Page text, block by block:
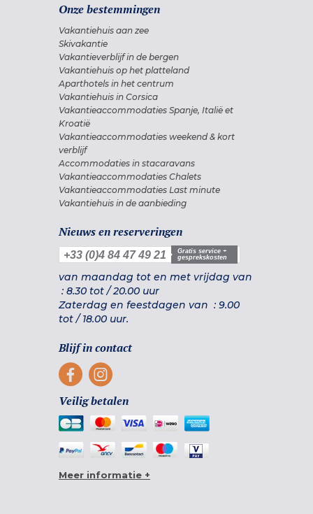
Onze bestemmingen
Vakantiehuis aan zee
Skivakantie
Vakantieverblijf in de bergen
Vakantiehuis op het platteland
Aparthotels in het centrum
Vakantiehuis in Corsica
Vakantieaccommodaties Spanje, Italië et
Kroatië
Vakantieaccommodaties weekend & kort
verblijf
Accommodaties in stacaravans
Vakantieaccommodaties Chalets
Vakantieaccommodaties Last minute
Vakantiehuis in de aanbieding
Nieuws en reserveringen
+33 (0)4 84 47 49 21
Gratis service +
gesprekskosten
van maandag tot en met vrijdag van
: 8.30 tot/20.00 uur
Zaterdag en feestdagen van : 9.00
tot/18.00 uur.
Blijf in contact
Veilig betalen
Meer informatie +